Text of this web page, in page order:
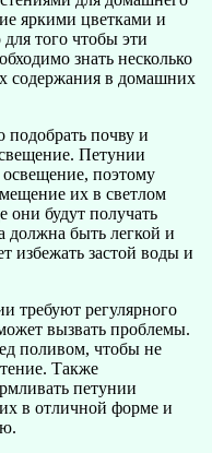
яркими цветками и
того чтобы эти
знать несколько
содержания в домашних
почву и
Петунии
освещение, поэтому
их в светлом
они будут получать
должна быть легкой и
избежать застой воды и
требуют регулярного
вызвать проблемы.
поливом, чтобы не
Также
петунии
в отличной форме и